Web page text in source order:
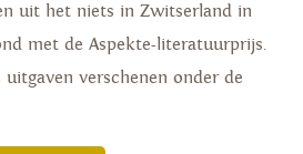
uit het niets in Zwitserland in
met de Aspekte-literatuurprijs.
uitgaven verschenen onder de